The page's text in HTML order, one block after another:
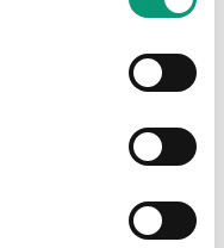
Indem Sie auf
den Zugriff auf
besuchen, ein
einhergehende
lit. a) DSGVO ein,
entsprechend